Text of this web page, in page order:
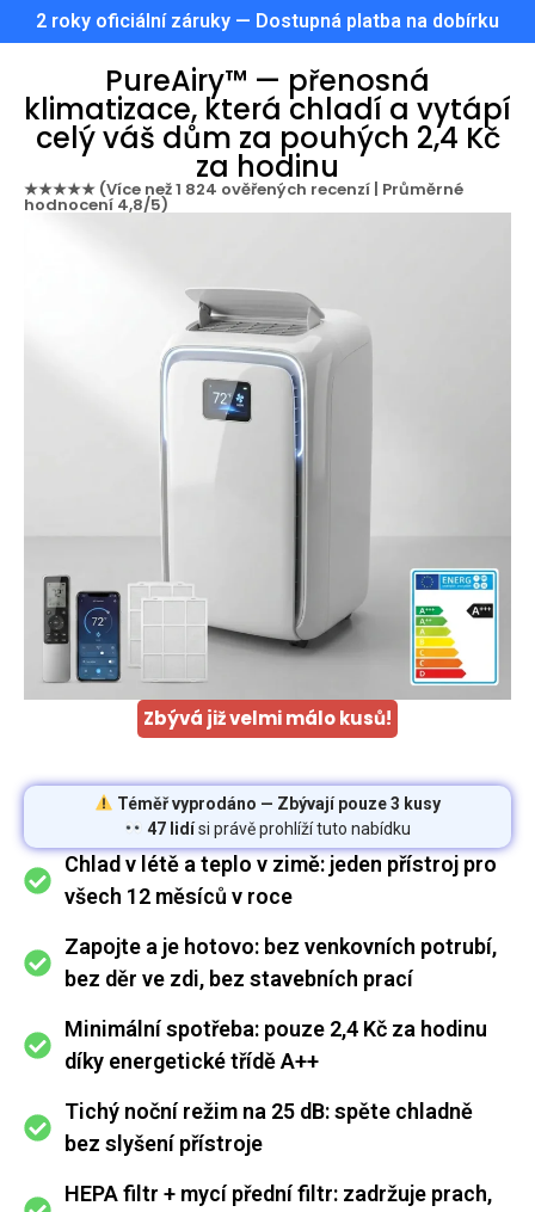
2 roky oficiální záruky — Dostupná platba na dobírku
PureAiry™ — přenosná
klimatizace, která chladí a vytápí
celý váš dům za pouhých 2,4 Kč
za hodinu
★★★★★ (Více než 1 824 ověřených recenzí | Průměrné
hodnocení 4,8/5)
Zbývá již velmi málo kusů!
Téměř vyprodáno — Zbývají pouze 3 kusy
47 lidísi právě prohlíží tuto nabídku
Chlad v létě a teplo v zimě: jeden přístroj pro
všech 12 měsíců v roce
Zapojte a je hotovo: bez venkovních potrubí,
bez děr ve zdi, bez stavebních prací
Minimální spotřeba: pouze 2,4 Kč za hodinu
díky energetické třídě A++
Tichý noční režim na 25 dB: spěte chladně
bez slyšení přístroje
HEPA filtr + mycí přední filtr: zadržuje prach,